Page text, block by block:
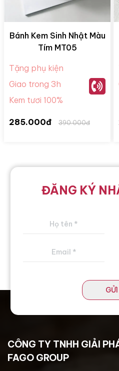
Bánh Kem Sinh Nhật Màu
Tím MT05
Tặng phụ kiện
Giao trong 3h
Kem tươi 100%
285.000đ 390.000đ
ĐĂNG KÝ
GỬI
CÔNG TY TNHH GIẢI
FAGO GROUP